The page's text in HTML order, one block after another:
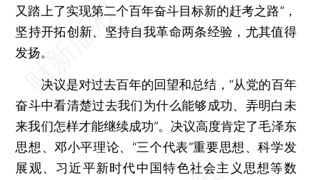
又踏上了实现第二个百年奋斗目标新的赶考之路”，
坚持开拓创新、坚持自我革命两条经验，尤其值得
发扬。
决议是对过去百年的回望和总结，“从党的百年
奋斗中看清楚过去我们为什么能够成功、弄明白未
来我们怎样才能继续成功”。决议高度肯定了毛泽东
思想、邓小平理论、“三个代表”重要思想、科学发
展观、习近平新时代中国特色社会主义思想等数